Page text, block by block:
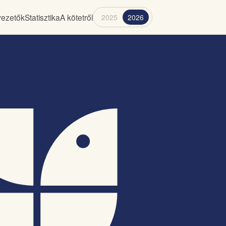
StatisztikaA kötetről 2025 2026